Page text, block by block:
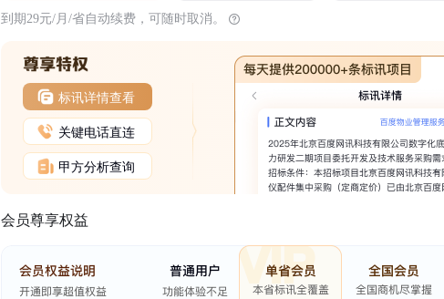
到期29元/月/省自动续费，可随时取消。
标讯详情查看
关键电话直连
甲方分析查询
会员尊享权益